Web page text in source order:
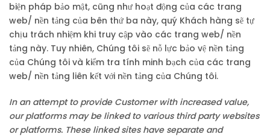
biện pháp bảo mật, cũng như hoạt động của các trang
web/ nền tảng của bên thứ ba này, quý Khách hàng sẽ tự
chịu trách nhiệm khi truy cập vào các trang web/ nền
tảng này. Tuy nhiên, Chúng tôi sẽ nỗ lực bảo vệ nền tảng
của Chúng tôi và kiểm tra tính minh bạch của các trang
web/ nền tảng liên kết với nền tảng của Chúng tôi.
In an attempt to provide Customer with increased value,
our platforms may be linked to various third party websites
or platforms. These linked sites have separate and